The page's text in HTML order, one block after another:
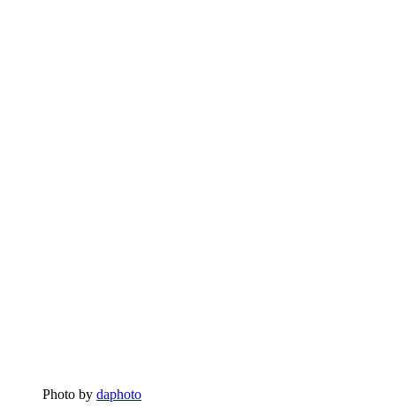
Photo by daphoto